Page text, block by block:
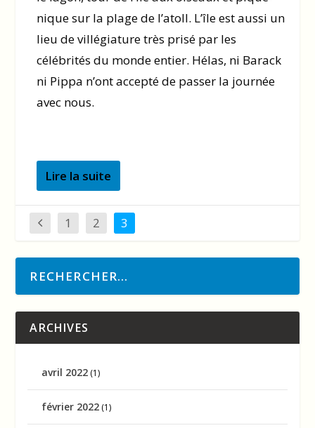
nique sur la plage de l’atoll. L’île est aussi un
lieu de villégiature très prisé par les
célébrités du monde entier. Hélas, ni Barack
ni Pippa n’ont accepté de passer la journée
avec nous.
Lire la suite
1 2 3
ARCHIVES
avril 2022 (1)
février 2022 (1)